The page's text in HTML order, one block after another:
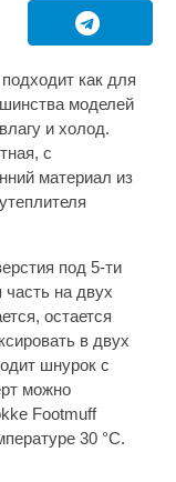
как для
моделей
и холод.
с
материал из
под 5-ти
на двух
остается
в двух
шнурок с
можно
Footmuff
30 °С.